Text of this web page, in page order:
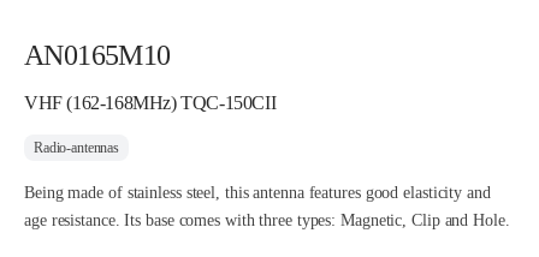
AN0165M10
VHF (162-168MHz) TQC-150CII
Radio-antennas
Being made of stainless steel, this antenna features good elasticity and
age resistance. Its base comes with three types: Magnetic, Clip and Hole.